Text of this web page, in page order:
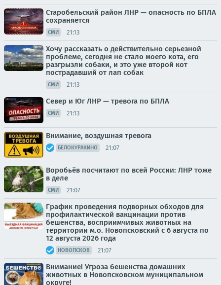
Старобельский район ЛНР — опасность по БПЛА
сохраняется
СМИ 21:13
Хочу рассказать о действительно серьезной
проблеме, сегодня не стало моего кота, его
разгрызли собаки, и это уже второй кот
пострадавший от лап собак
СМИ 21:13
Север и Юг ЛНР — тревога по БПЛА
СМИ 21:13
Внимание, воздушная тревога
БЕЛОКУРАКИНО 21:07
Воробьёв посчитают по всей России: ЛНР тоже
в деле
СМИ 21:07
График проведения подворных обходов для
профилактической вакцинации против
бешенства, восприимчивых животных на
территории м.о. Новопсковский с 6 августа по
12 августа 2026 года
НОВОПСКОВ 21:07
Внимание! Угроза бешенства домашних
животных в Новопсковском муниципальном
округе!